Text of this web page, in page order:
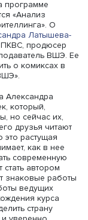
группа